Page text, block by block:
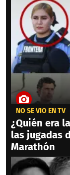
NO SE VIO EN TV
¿Quién era
las jugadas
Marathón